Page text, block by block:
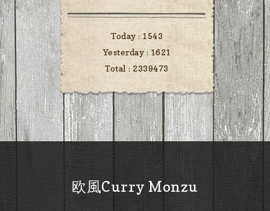
Today : 1543
Yesterday : 1621
Total : 2339473
欧風Curry Monzu